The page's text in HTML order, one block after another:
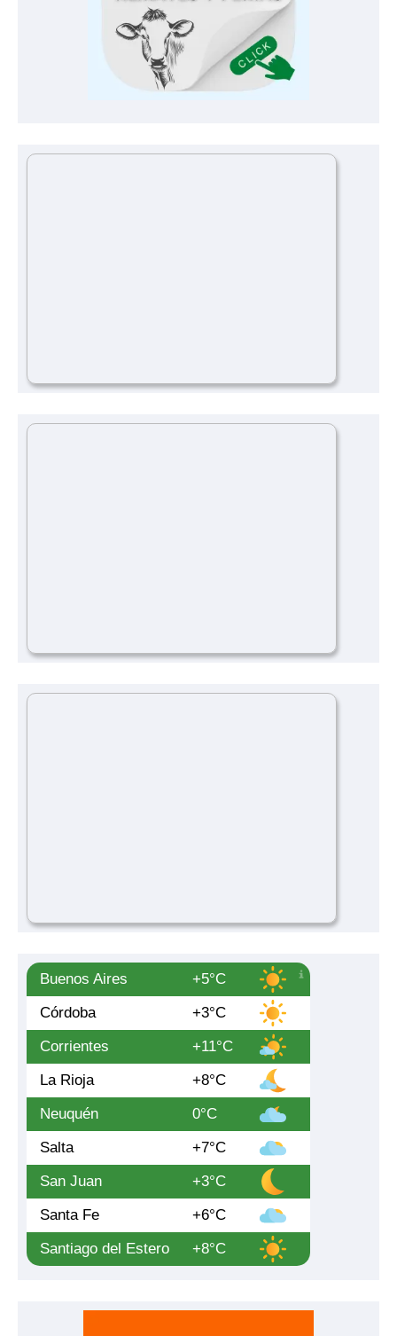
Buenos Aires
+5°C
Córdoba
+3°C
Corrientes
+11°C
La Rioja
+8°C
Neuquén
0°C
Salta
+7°C
San Juan
+3°C
Santa Fe
+6°C
Santiago del Estero
+8°C